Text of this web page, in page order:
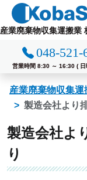
テ
ッ
産業廃棄物収集運搬業
048-521-
営業時間 8:30 ～ 16:30 ( 日
産業廃棄物収集
製造会社より
製造会社よ
り